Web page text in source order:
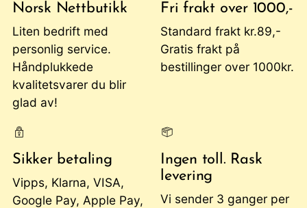
Norsk Nettbutikk
Liten bedrift med
personlig service.
Håndplukkede
kvalitetsvarer du blir
glad av!
Fri frakt over 1000,-
Standard frakt kr.89,-
Gratis frakt på
bestillinger over 1000kr.
Sikker betaling
Vipps, Klarna, VISA,
Google Pay, Apple Pay,
Ingen toll. Rask
levering
Vi sender 3 ganger per